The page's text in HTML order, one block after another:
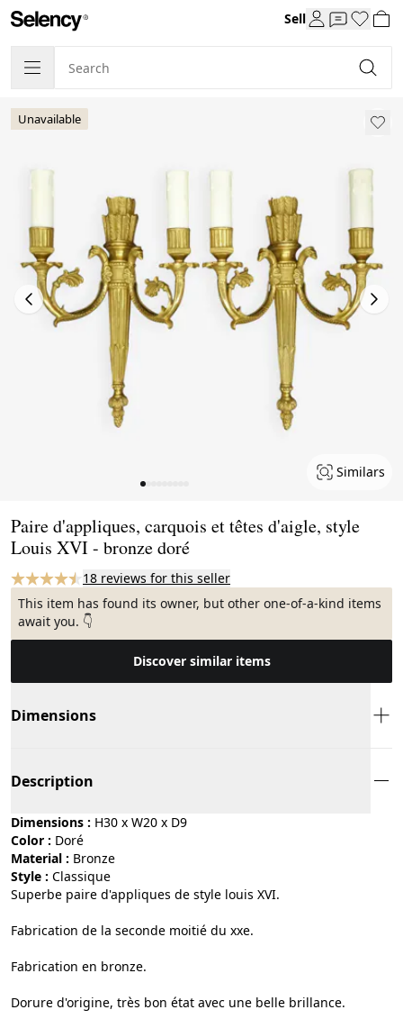
Sell
Unavailable
Similars
Paire d'appliques, carquois et têtes d'aigle, style
Louis XVI - bronze doré
18 reviews for this seller
This item has found its owner, but other one-of-a-kind items
await you. 👇
Discover similar items
Dimensions
Description
Dimensions : H30 x W20 x D9
Color :
doré
Material :
bronze
Style :
classique
Superbe paire d'appliques de style louis XVI.
Fabrication de la seconde moitié du xxe.
Fabrication en bronze.
Dorure d'origine, très bon état avec une belle brillance.